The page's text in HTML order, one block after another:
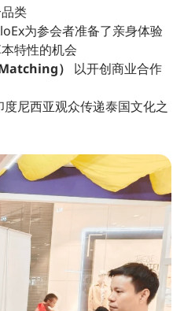
类
为参会者准备了亲身体验
特性的机会
） 以开创商业合作
度尼西亚观众传递泰国文化之